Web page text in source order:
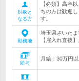
対象と
なる方
【必須】高卒
ちの方は歓迎
す。
勤務地
埼玉県さいた
【雇入れ直後
給与
月給：30万円